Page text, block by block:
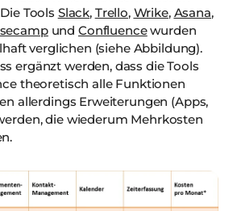
Tools Slack, Trello, Wrike, Asana,
und Confluencewurden
verglichen (siehe Abbildung).
ergänzt werden, dass die Tools
theoretisch alle Funktionen
allerdings Erweiterungen (Apps,
die wiederum Mehrkosten